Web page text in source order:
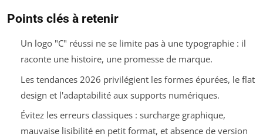
Points clés à retenir
Un logo "C" réussi ne se limite pas à une typographie : il
raconte une histoire, une promesse de marque.
Les tendances 2026 privilégient les formes épurées, le flat
design et l'adaptabilité aux supports numériques.
Évitez les erreurs classiques : surcharge graphique,
mauvaise lisibilité en petit format, et absence de version